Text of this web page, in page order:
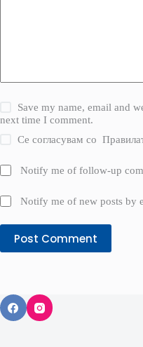
Save my name, email and
next time I comment.
Се согласувам со
Notify me of follow-up
Notify me of new posts by
Post Comment